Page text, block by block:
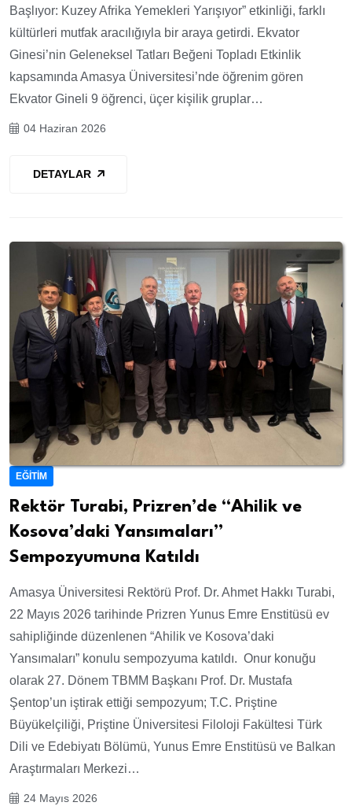
Başlıyor: Kuzey Afrika Yemekleri Yarışıyor” etkinliği, farklı
kültürleri mutfak aracılığıyla bir araya getirdi. Ekvator
Ginesi’nin Geleneksel Tatları Beğeni Topladı Etkinlik
kapsamında Amasya Üniversitesi’nde öğrenim gören
Ekvator Gineli 9 öğrenci, üçer kişilik gruplar…
04 Haziran 2026
DETAYLAR
EĞITIM
Rektör Turabi, Prizren’de “Ahilik ve
Kosova’daki Yansımaları”
Sempozyumuna Katıldı
Amasya Üniversitesi Rektörü Prof. Dr. Ahmet Hakkı Turabi,
22 Mayıs 2026 tarihinde Prizren Yunus Emre Enstitüsü ev
sahipliğinde düzenlenen “Ahilik ve Kosova’daki
Yansımaları” konulu sempozyuma katıldı. Onur konuğu
olarak 27. Dönem TBMM Başkanı Prof. Dr. Mustafa
Şentop’un iştirak ettiği sempozyum; T.C. Priştine
Büyükelçiliği, Priştine Üniversitesi Filoloji Fakültesi Türk
Dili ve Edebiyatı Bölümü, Yunus Emre Enstitüsü ve Balkan
Araştırmaları Merkezi…
24 Mayıs 2026